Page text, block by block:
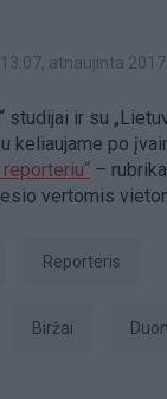
, atnaujinta
studijai ir su
keliaujame po
–
vertomis
Reporteris
Biržai